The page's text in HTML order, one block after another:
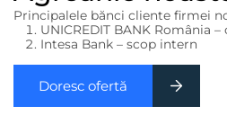
Principalele bănci cliente firmei
UNICREDIT BANK România
Intesa Bank – scop intern
Doresc ofertă